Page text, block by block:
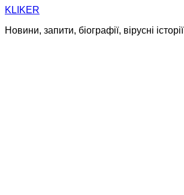
Skip
content
KLIKER
Новини, запити, біографії, вірусні історії